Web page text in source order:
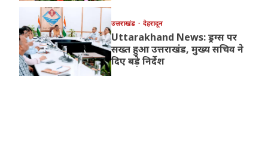
उत्तराखंड देहरादून
Uttarakhand News: ड्रग्स पर
सख्त हुआ उत्तराखंड, मुख्य सचिव ने
दिए बड़े निर्देश